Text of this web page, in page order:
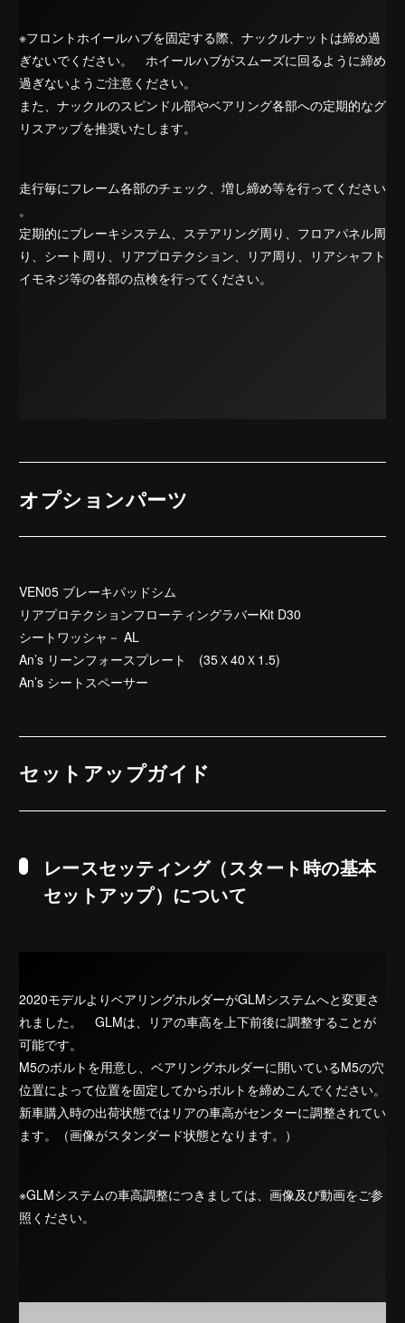
※フロントホイールハブを固定する際、ナックルナットは締め過
ぎないでください。 ホイールハブがスムーズに回るように締め
過ぎないようご注意ください。
また、ナックルのスピンドル部やベアリング各部への定期的なグ
リスアップを推奨いたします。
走行毎にフレーム各部のチェック、増し締め等を行ってください
。
定期的にブレーキシステム、ステアリング周り、フロアパネル周
り、シート周り、リアプロテクション、リア周り、リアシャフト
イモネジ等の各部の点検を行ってください。
オプションパーツ
VEN05 ブレーキパッドシム
リアプロテクションフローティングラバーKit D30
シートワッシャ－ AL
An’s リーンフォースプレート (35Ｘ40Ｘ1.5)
An’s シートスペーサー
セットアップガイド
レースセッティング（スタート時の基本
セットアップ）について
2020モデルよりベアリングホルダーがGLMシステムへと変更さ
れました。 GLMは、リアの車高を上下前後に調整することが
可能です。
M5のボルトを用意し、ベアリングホルダーに開いているM5の穴
位置によって位置を固定してからボルトを締めこんでください。
新車購入時の出荷状態ではリアの車高がセンターに調整されてい
ます。（画像がスタンダード状態となります。）
※GLMシステムの車高調整につきましては、画像及び動画をご参
照ください。